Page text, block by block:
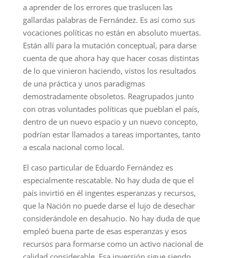
a aprender de los errores que traslucen las
gallardas palabras de Fernández. Es así como sus
vocaciones políticas no están en absoluto muertas.
Están allí para la mutación conceptual, para darse
cuenta de que ahora hay que hacer cosas distintas
de lo que vinieron haciendo, vistos los resultados
de una práctica y unos paradigmas
demostradamente obsoletos. Reagrupados junto
con otras voluntades políticas que pueblan el país,
dentro de un nuevo espacio y un nuevo concepto,
podrían estar llamados a tareas importantes, tanto
a escala nacional como local.
El caso particular de Eduardo Fernández es
especialmente rescatable. No hay duda de que el
país invirtió en él ingentes esperanzas y recursos,
que la Nación no puede darse el lujo de desechar
considerándole en desahucio. No hay duda de que
empleó buena parte de esas esperanzas y esos
recursos para formarse como un activo nacional de